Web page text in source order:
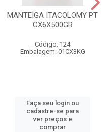
MANTEIGA ITACOLOMY PT
CX6X500GR
Código: 124
Embalagem: 01CX3KG
Faça seu login ou
cadastre-se para
ver preços e
comprar